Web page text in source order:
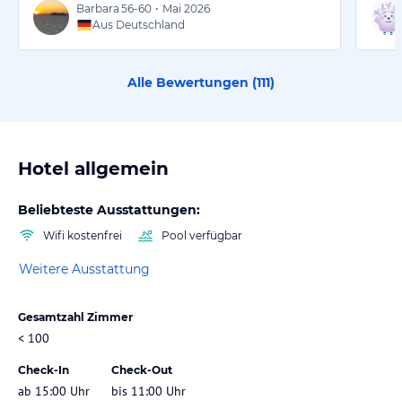
Barbara 56-60 • Mai 2026
Aus Deutschland
Alle Bewertungen (111)
Hotel allgemein
Beliebteste Ausstattungen:
Wifi kostenfrei Pool verfügbar
Weitere Ausstattung
Gesamtzahl Zimmer
< 100
Check-In
ab 15:00 Uhr
Check-Out
bis 11:00 Uhr